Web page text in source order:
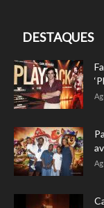
DESTAQUES